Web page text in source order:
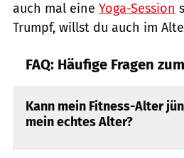
auch mal eine Yoga-Session
Trumpf, willst du auch im
FAQ: Häufige Fragen
Kann mein Fitness-Alter
mein echtes Alter?